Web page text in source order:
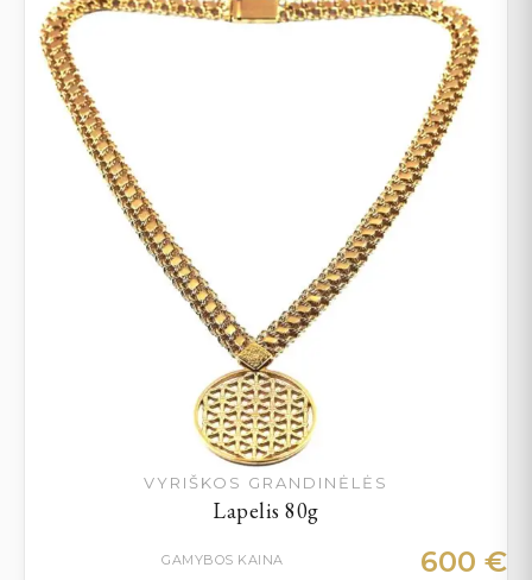
VYRIŠKOS GRANDINĖLĖS
Lapelis 80g
GAMYBOS KAINA 600 €